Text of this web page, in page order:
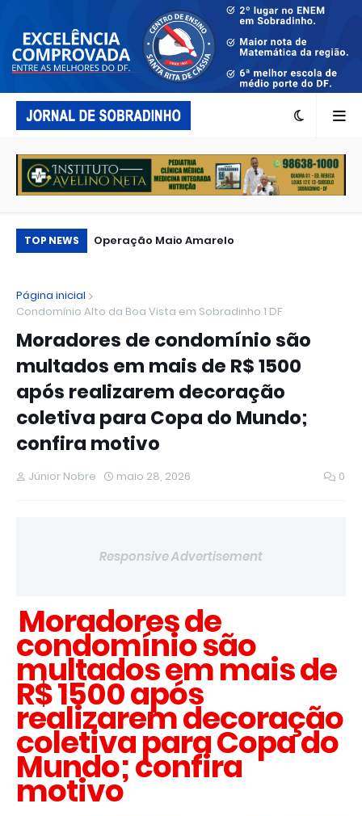
TOP NEWS Operação Maio Amarelo
Página inicial
Condomínio Alto da Boa Vista em Sobradinho 1 DF
Moradores de condomínio são
multados em mais de R$ 1500
após realizarem decoração
coletiva para Copa do Mundo;
confira motivo
Júnior Nobre maio 28, 2026 0
Responsive Advertisement
Moradores de
condomínio são
multados em mais de
R$ 1500 após
realizarem decoração
coletiva para Copa do
Mundo; confira
motivo